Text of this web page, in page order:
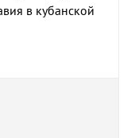
в кубанской